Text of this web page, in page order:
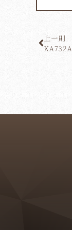
上一則
KA732A